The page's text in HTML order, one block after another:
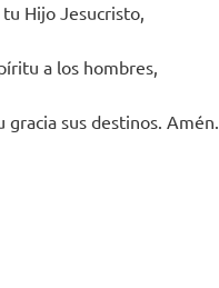
Hijo Jesucristo,
a los hombres,
gracia sus destinos. Amén.